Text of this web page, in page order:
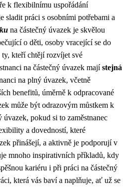
k flexibilnímu uspořádání
sladit práci s osobními potřebami a
na částečný úvazek je skvělou
o děti, osoby vracející se do
ty, kteří chtějí rozvíjet své
na částečný úvazek majístejná
na plný úvazek, včetně
benefitů, úměrně k odpracované
může být odrazovým můstkem k
pokud si to zaměstnanec
a dovedností, které
přinášejí, a aktivně je podporují v
mnoho inspirativních příkladů, kdy
kariéru i při práci na částečný
která vás baví a naplňuje, ať už se